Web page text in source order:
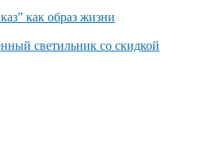
как образ жизни
светильник со скидкой